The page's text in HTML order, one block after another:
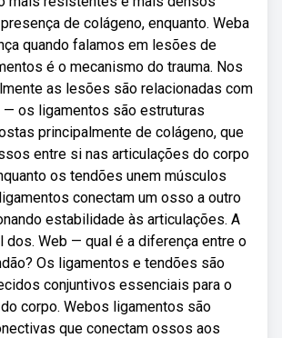
de colágeno, enquanto. Weba
quando falamos em lesões de
é o mecanismo do trauma. Nos
as lesões são relacionadas com
— os ligamentos são estruturas
principalmente de colágeno, que
entre si nas articulações do corpo
os tendões unem músculos
conectam um osso a outro
estabilidade às articulações. A
dos. Web — qual é a diferença entre o
Os ligamentos e tendões são
conjuntivos essenciais para o
corpo. Webos ligamentos são
que conectam ossos aos